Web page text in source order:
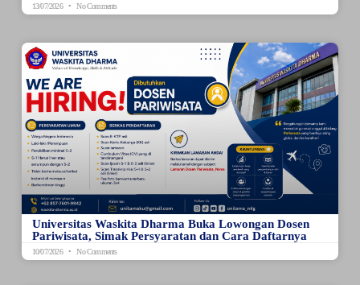
13/07/2026 No Comments
Universitas Waskita Dharma Buka Lowongan Dosen
Pariwisata, Simak Persyaratan dan Cara Daftarnya
10/07/2026 No Comments